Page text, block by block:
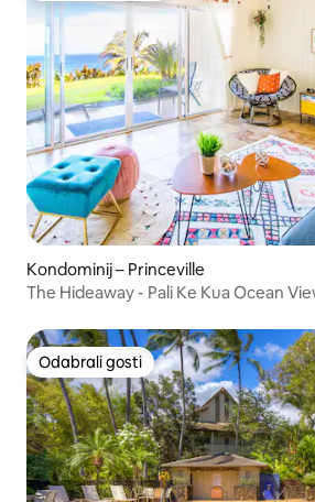
Kondominij – Princeville
The Hideaway - Pali Ke Kua Ocean
Odabrali gosti
Odabrali gosti